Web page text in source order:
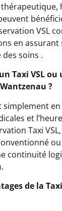
VSL
en assurant
soins .
Taxi VSL ou
?
simplement
et
Taxi
ou
continuité
de la Taxi